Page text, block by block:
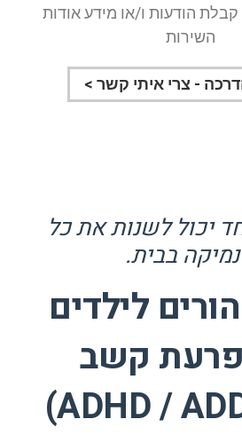
הודעות ו/או מידע אודות
השירות
יכול לשנות את כל
בבית.
לילדים
קשב